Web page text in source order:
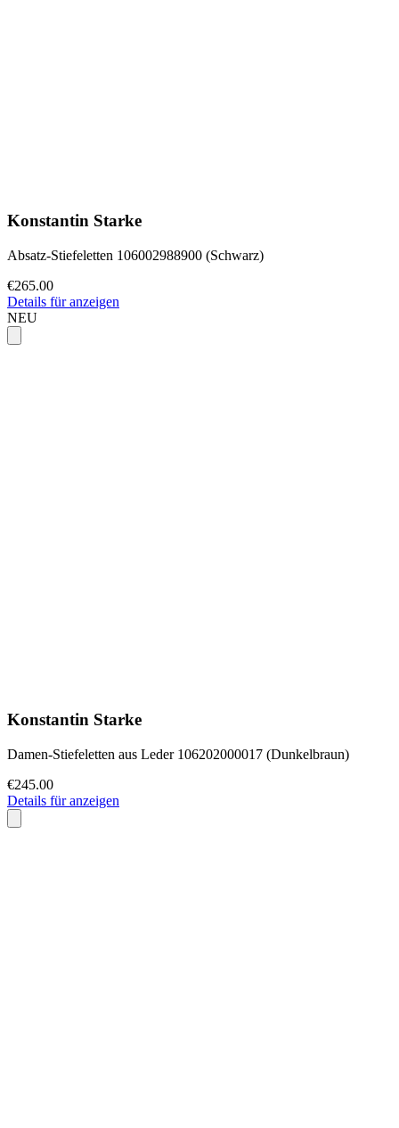
Konstantin Starke
Absatz-Stiefeletten 106002988900 (Schwarz)
€265.00
Details für anzeigen
NEU
Konstantin Starke
Damen-Stiefeletten aus Leder 106202000017 (Dunkelbraun)
€245.00
Details für anzeigen